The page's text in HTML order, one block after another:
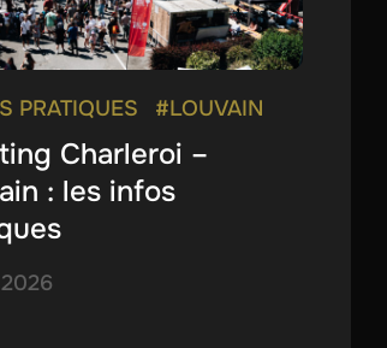
PRATIQUES #LOUVAIN
Charleroi –
: les infos